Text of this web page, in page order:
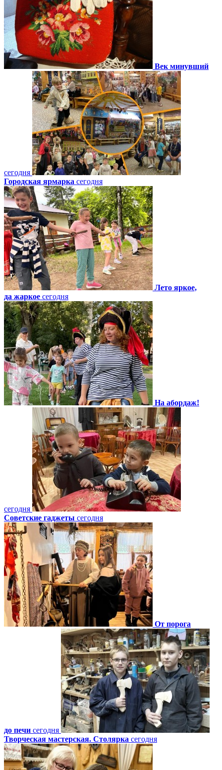
Век минувший
сегодня
Городская ярмарка сегодня
Лето яркое,
да жаркое сегодня
На абордаж!
сегодня
Советские гаджеты сегодня
От порога
до печи сегодня
Творческая мастерская. Столярка сегодня